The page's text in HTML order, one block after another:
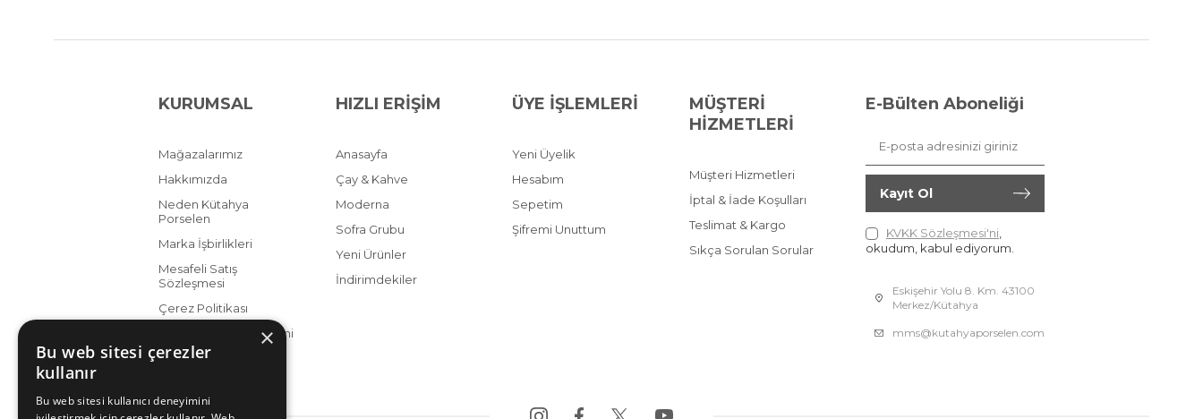
KURUMSAL
Mağazalarımız
Hakkımızda
Neden Kütahya
Porselen
Marka İşbirlikleri
Mesafeli Satış
Sözleşmesi
Çerez Politikası
KVKK Aydınlatma Metni
HIZLI ERİŞİM
Anasayfa
Çay & Kahve
Moderna
Sofra Grubu
Yeni Ürünler
İndirimdekiler
ÜYE İŞLEMLERİ
Yeni Üyelik
Hesabım
Sepetim
Şifremi Unuttum
MÜŞTERİ
HİZMETLERİ
Müşteri Hizmetleri
İptal & İade Koşulları
Teslimat & Kargo
Sıkça Sorulan Sorular
E-Bülten Aboneliği
Kayıt Ol
KVKK Sözleşmesi'ni
okudum, kabul ediyorum.
Eskişehir Yolu 8. Km. 43100
Merkez/Kütahya
mms@kutahyaporselen.com
×
Bu web sitesi çerezler
kullanır
Bu web sitesi kullanıcı deneyimini